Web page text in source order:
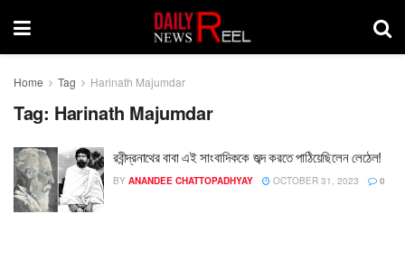
Home Tag Harinath Majumdar
Tag: Harinath Majumdar
রবীন্দ্রনাথের বাবা এই সাংবাদিককে জব্দ করতে পাঠিয়েছিলেন লেঠেল!
BY ANANDEE CHATTOPADHYAY OCTOBER 31, 2023 0